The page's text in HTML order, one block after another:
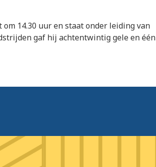
14.30 uur en staat onder leiding van
gaf hij achtentwintig gele en één